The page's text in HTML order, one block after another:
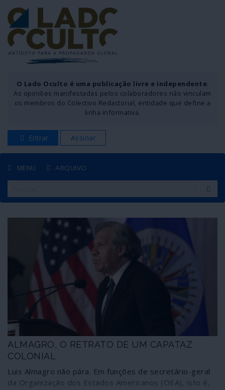
O Lado Oculto é uma publicação livre e independente.
As opiniões manifestadas pelos colaboradores não vinculam
os membros do Colectivo Redactorial, entidade que define a
linha informativa.
Entrar Assinar
MENU ARQUIVO
ALMAGRO, O RETRATO DE UM CAPATAZ
COLONIAL
Luis Almagro não pára. Em funções de secretário-geral
da Organização dos Estados Americanos (OEA), isto é,